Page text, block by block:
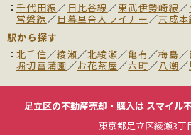
千代田線／ 日比谷線／東武伊勢崎線／
常磐線／日暮里舎人ライナー／京成本
駅から探す
北千住／綾瀬／北綾瀬／亀有／梅島／
堀切菖蒲園／お花茶屋／六町／八潮／
足立区の不動産売却・購入は スマイル
東京都足立区綾瀬3丁